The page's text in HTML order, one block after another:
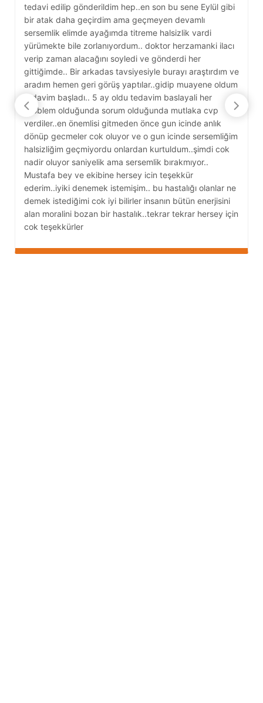
tedavi edilip gönderildim hep..en son bu sene Eylül gibi
bir atak daha geçirdim ama geçmeyen devamlı
sersemlik elimde ayağımda titreme halsizlik vardi
yürümekte bile zorlanıyordum.. doktor herzamanki ilacı
verip zaman alacağını soyledi ve gönderdi her
gittiğimde.. Bir arkadas tavsiyesiyle burayı araştırdım ve
aradım hemen geri görüş yaptılar..gidip muayene oldum
tedavim başladı.. 5 ay oldu tedavim baslayali her
problem olduğunda sorum olduğunda mutlaka cvp
verdiler..en önemlisi gitmeden önce gun icinde anlık
dönüp gecmeler cok oluyor ve o gun icinde sersemliğim
halsizliğim geçmiyordu onlardan kurtuldum..şimdi cok
nadir oluyor saniyelik ama sersemlik bırakmıyor..
Mustafa bey ve ekibine hersey icin teşekkür
ederim..iyiki denemek istemişim.. bu hastalığı olanlar ne
demek istediğimi cok iyi bilirler insanın bütün enerjisini
alan moralini bozan bir hastalık..tekrar tekrar hersey için
cok teşekkürler